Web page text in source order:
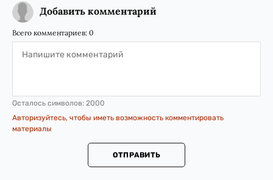
Добавить комментарий
Всего комментариев: 0
Осталось символов: 2000
Авторизуйтесь, чтобы иметь возможность комментировать
материалы
ОТПРАВИТЬ